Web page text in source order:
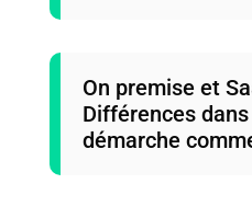
On premise et
Différences
démarche